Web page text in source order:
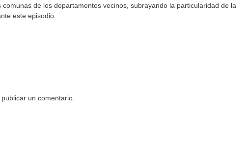
de los departamentos vecinos, subrayando la particularidad de la
este episodio.
publicar un comentario.